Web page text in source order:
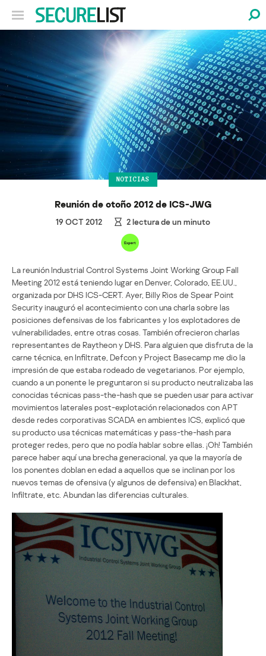
NOTICIAS
Reunión de otoño 2012 de ICS-JWG
19 OCT 2012 2lectura de un minuto
La reunión Industrial Control Systems Joint Working Group Fall
Meeting 2012 está teniendo lugar en Denver, Colorado, EE.UU.,
organizada por DHS ICS-CERT. Ayer, Billy Rios de Spear Point
Security inauguró el acontecimiento con una charla sobre las
posiciones defensivas de los fabricantes y los explotadores de
vulnerabilidades, entre otras cosas. También ofrecieron charlas
representantes de Raytheon y DHS. Para alguien que disfruta de la
carne técnica, en Infiltrate, Defcon y Project Basecamp me dio la
impresión de que estaba rodeado de vegetarianos. Por ejemplo,
cuando a un ponente le preguntaron si su producto neutralizaba las
conocidas técnicas pass-the-hash que se pueden usar para activar
movimientos laterales post-explotación relacionados con APT
desde redes corporativas SCADA en ambientes ICS, explicó que
su producto usa técnicas matemáticas y pass-the-hash para
proteger redes, pero que no podía hablar sobre ellas. ¡Oh! También
parece haber aquí una brecha generacional, ya que la mayoría de
los ponentes doblan en edad a aquellos que se inclinan por los
nuevos temas de ofensiva (y algunos de defensiva) en Blackhat,
Infiltrate, etc. Abundan las diferencias culturales.